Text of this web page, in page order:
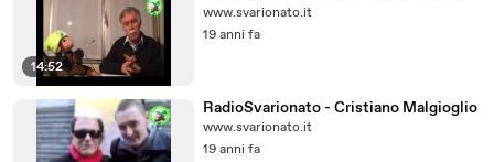
14:52
www.svarionato.it
19 anni fa
RadioSvarionato - Cristiano Malgioglio
www.svarionato.it
19 anni fa